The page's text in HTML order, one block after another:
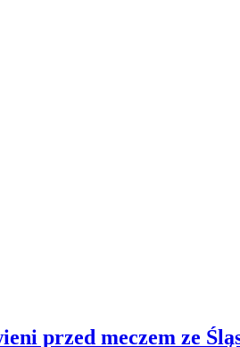
przed meczem ze